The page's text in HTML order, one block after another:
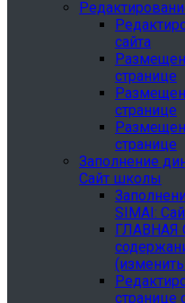
сайта
странице
странице
странице
Заполнение
Сайт школы
SIMAI:
ГЛАВНАЯ
странице